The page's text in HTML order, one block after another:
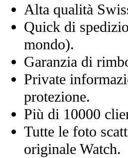
Alta qualità
Quick di
mondo).
Garanzia di
Private
protezione.
Più di 10000
Tutte le foto
originale Watch.